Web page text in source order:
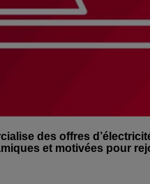
des offres
et motivées pour